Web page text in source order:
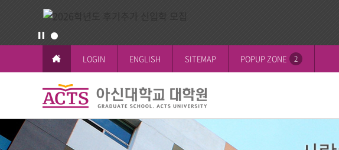
LOGIN ENGLISH SITEMAP POPUP ZONE 2
교육이념과 비전
공지사항
일반대학원
학사일정
논문작성안내
공지사항
학